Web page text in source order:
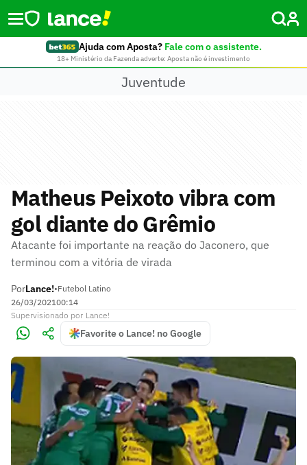
Ajuda com Aposta? Fale com o assistente.
18+ Ministério da Fazenda adverte: Aposta não é investimento
Juventude
Matheus Peixoto vibra com
gol diante do Grêmio
Atacante foi importante na reação do Jaconero, que
terminou com a vitória de virada
PorLance!•Futebol Latino
26/03/202100:14
Supervisionado por Lance!
Favorite o Lance! no Google